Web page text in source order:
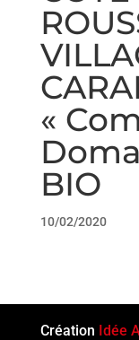
«
BIO
10/02/2020
Création Idée